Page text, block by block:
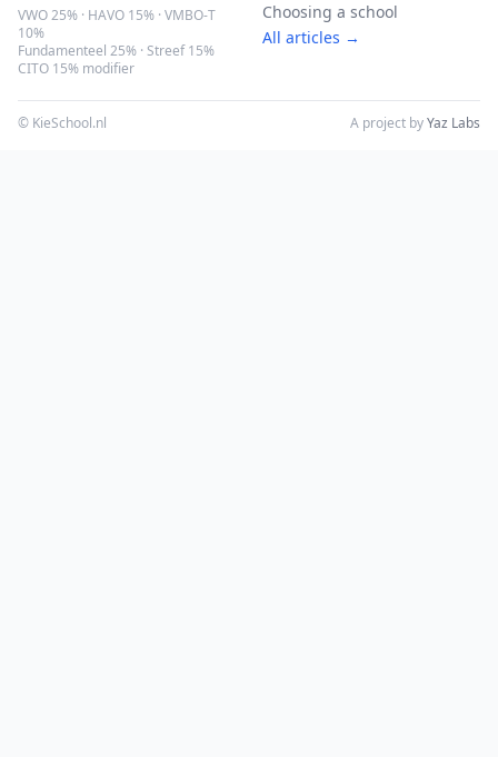
VWO 25% · HAVO 15% · VMBO-T
10%
Fundamenteel 25% · Streef 15%
CITO 15% modifier
Choosing a school
All articles →
© KieSchool.nl A project byYaz Labs